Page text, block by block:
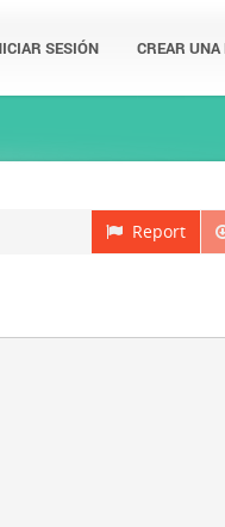
SESIÓN CREAR UNA
Report